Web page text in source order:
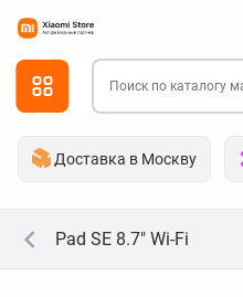
Доставка в Москву
Pad SE 8.7" Wi-Fi